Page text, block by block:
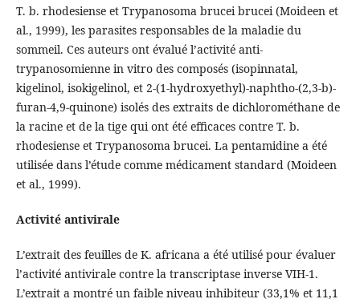
T. b. rhodesiense et Trypanosoma brucei brucei (Moideen et
al., 1999), les parasites responsables de la maladie du
sommeil. Ces auteurs ont évalué l’activité anti-
trypanosomienne in vitro des composés (isopinnatal,
kigelinol, isokigelinol, et 2-(1-hydroxyethyl)-naphtho-(2,3-b)-
furan-4,9-quinone) isolés des extraits de dichlorométhane de
la racine et de la tige qui ont été efficaces contre T. b.
rhodesiense et Trypanosoma brucei. La pentamidine a été
utilisée dans l’étude comme médicament standard (Moideen
et al., 1999).
Activité antivirale
L’extrait des feuilles de K. africana a été utilisé pour évaluer
l’activité antivirale contre la transcriptase inverse VIH-1.
L’extrait a montré un faible niveau inhibiteur (33,1% et 11,1